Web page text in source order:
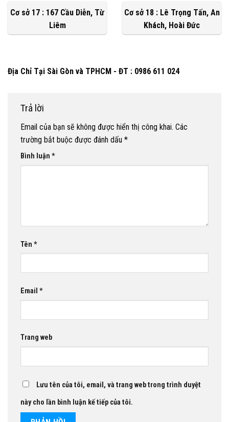
Cơ sở 17 : 167 Cầu Diễn, Từ
Liêm
Cơ sở 18 : Lê Trọng Tấn, An
Khách, Hoài Đức
Địa Chỉ Tại Sài Gòn và TPHCM - ĐT : 0986 611 024
Trả lời
Email của bạn sẽ không được hiển thị công khai. Các
trường bắt buộc được đánh dấu *
Bình luận *
Tên *
Email *
Trang web
Lưu tên của tôi, email, và trang web trong trình duyệt
này cho lần bình luận kế tiếp của tôi.